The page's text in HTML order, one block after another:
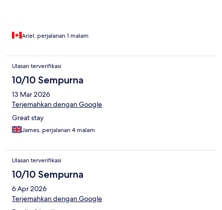
Ariel, perjalanan 1 malam
Ulasan terverifikasi
10/10 Sempurna
13 Mar 2026
Terjemahkan dengan Google
Great stay
James, perjalanan 4 malam
Ulasan terverifikasi
10/10 Sempurna
6 Apr 2026
Terjemahkan dengan Google